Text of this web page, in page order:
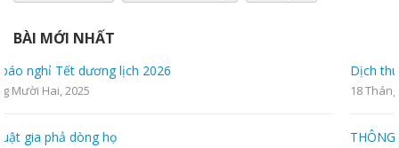
BÀI MỚI NHẤT
Dịch thuật hồ sơ đi du học nước ngoài chính xác nhất
18 Tháng Bảy, 2025
THÔNG BÁO LỊCH NGHỈ LỄ